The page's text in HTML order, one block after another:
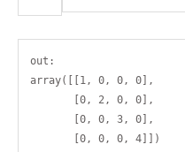
out:
array([[1, 0, 0, 0],
       [0, 2, 0, 0],
       [0, 0, 3, 0],